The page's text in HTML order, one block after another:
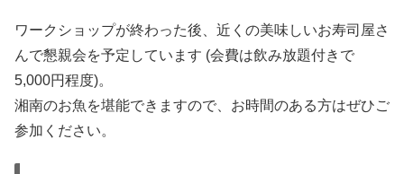
ワークショップが終わった後、近くの美味しいお寿司屋さ
んで懇親会を予定しています (会費は飲み放題付きで
5,000円程度)。
湘南のお魚を堪能できますので、お時間のある方はぜひご
参加ください。